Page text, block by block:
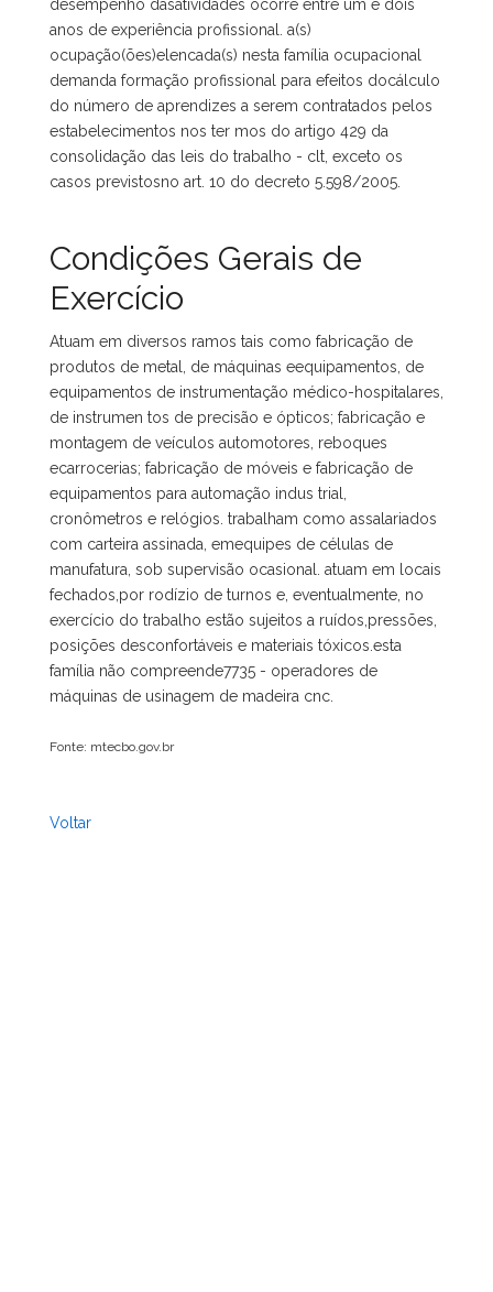
desempenho dasatividades ocorre entre um e dois
anos de experiência profissional. a(s)
ocupação(ões)elencada(s) nesta família ocupacional
demanda formação profissional para efeitos docálculo
do número de aprendizes a serem contratados pelos
estabelecimentos nos ter mos do artigo 429 da
consolidação das leis do trabalho - clt, exceto os
casos previstosno art. 10 do decreto 5.598/2005.
Condições Gerais de
Exercício
Atuam em diversos ramos tais como fabricação de
produtos de metal, de máquinas eequipamentos, de
equipamentos de instrumentação médico-hospitalares,
de instrumen tos de precisão e ópticos; fabricação e
montagem de veículos automotores, reboques
ecarrocerias; fabricação de móveis e fabricação de
equipamentos para automação indus trial,
cronômetros e relógios. trabalham como assalariados
com carteira assinada, emequipes de células de
manufatura, sob supervisão ocasional. atuam em locais
fechados,por rodízio de turnos e, eventualmente, no
exercício do trabalho estão sujeitos a ruídos,pressões,
posições desconfortáveis e materiais tóxicos.esta
família não compreende7735 - operadores de
máquinas de usinagem de madeira cnc.
Fonte: mtecbo.gov.br
Voltar